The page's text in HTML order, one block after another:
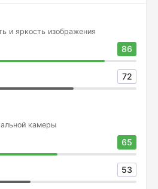
и яркость изображения
86
72
камеры
65
53